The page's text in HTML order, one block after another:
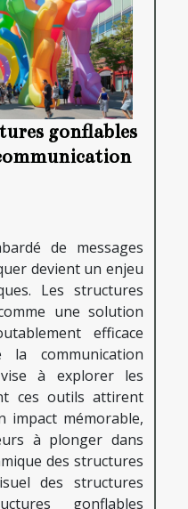
gonflables
de messages
devient un enjeu
Les structures
une solution
efficace
communication
à explorer les
ces outils attirent
impact mémorable,
à plonger dans
des structures
des structures
gonflables